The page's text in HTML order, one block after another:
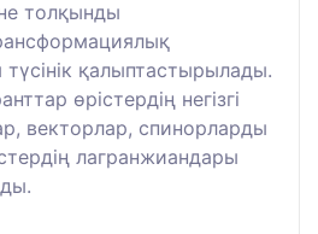
толқынды
түсінік қалыптастырылады.
өрістердің негізгі
векторлар, спинорларды
лагранжиандары